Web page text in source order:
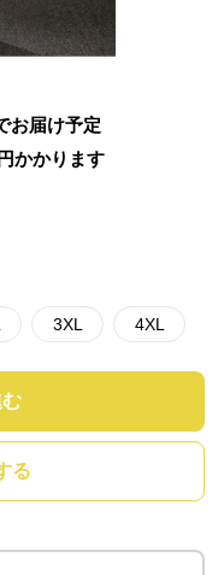
お届け予定
円かかります
3XL 4XL
る